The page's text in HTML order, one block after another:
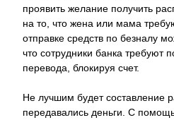
проявить желание получить
на то, что жена или мама
отправке средств по безналу
что сотрудники банка требуют
перевода, блокируя счет.
Не лучшим будет составление
передавались деньги. С